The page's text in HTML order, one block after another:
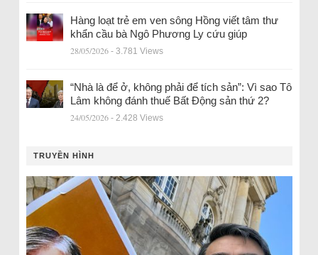
Hàng loạt trẻ em ven sông Hồng viết tâm thư
khẩn cầu bà Ngô Phương Ly cứu giúp
28/05/2026 - 3.781 Views
“Nhà là để ở, không phải để tích sản”: Vì sao Tô
Lâm không đánh thuế Bất Động sản thứ 2?
24/05/2026 - 2.428 Views
TRUYỀN HÌNH